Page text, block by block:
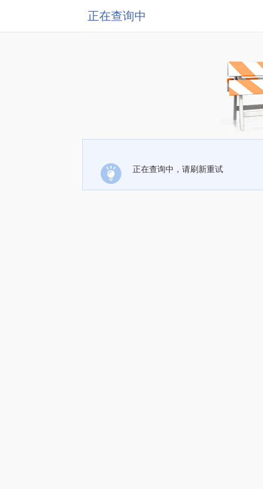
正在查询中
正在查询中，请刷新重试